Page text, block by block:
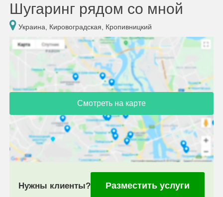
Шугаринг рядом со мной
Украина, Кировоградская, Кропивницкий
Смотреть на карте
Нужны клиенты? Разместить услуги